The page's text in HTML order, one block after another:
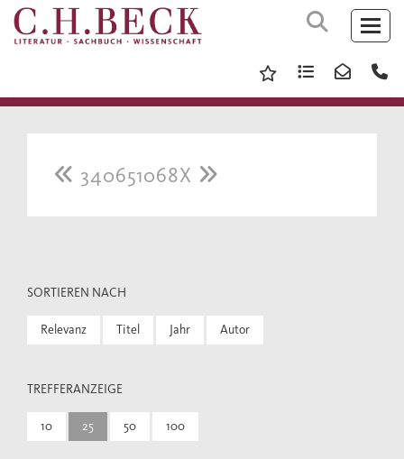
340651068X
SORTIEREN NACH
Relevanz Titel Jahr Autor
TREFFERANZEIGE
10 25 50 100